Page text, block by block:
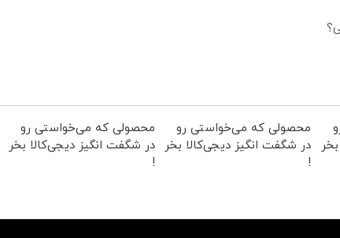
محصولی که می‌خواستی رو
در شگفت انگیز دیجی‌کالا بخر
!
محصولی که می‌خواستی رو
در شگفت انگیز دیجی‌کالا بخر
!